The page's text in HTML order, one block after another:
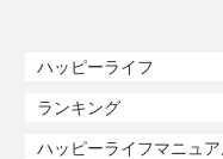
ハッピーライフ
ランキング
ハッピーライフマニュ